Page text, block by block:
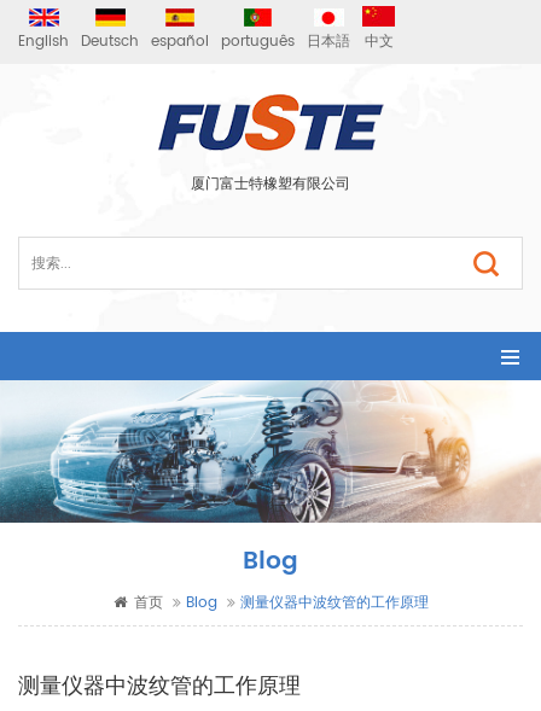
English Deutsch español português 日本語 中文
厦门富士特橡塑有限公司
Blog
首页 Blog 测量仪器中波纹管的工作原理
测量仪器中波纹管的工作原理